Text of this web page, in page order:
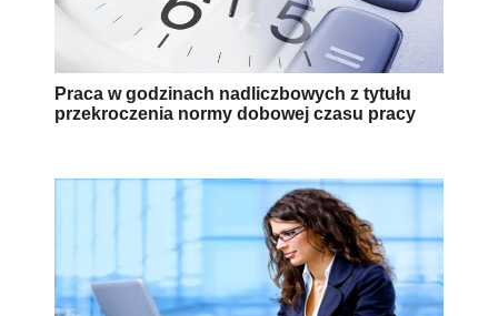
Praca w godzinach nadliczbowych z tytułu
przekroczenia normy dobowej czasu pracy